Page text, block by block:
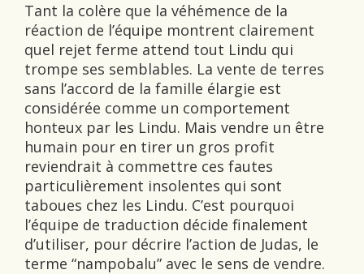
Tant la colère que la véhémence de la
réaction de l’équipe montrent clairement
quel rejet ferme attend tout Lindu qui
trompe ses semblables. La vente de terres
sans l’accord de la famille élargie est
considérée comme un comportement
honteux par les Lindu. Mais vendre un être
humain pour en tirer un gros profit
reviendrait à commettre ces fautes
particulièrement insolentes qui sont
taboues chez les Lindu. Cʼest pourquoi
lʼéquipe de traduction décide finalement
dʼutiliser, pour décrire lʼaction de Judas, le
terme “nampobalu” avec le sens de vendre.